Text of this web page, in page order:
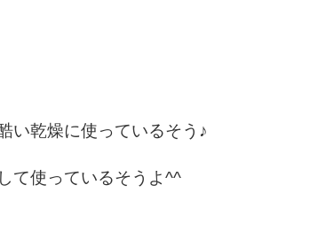
い乾燥に使っているそう♪
て使っているそうよ^^